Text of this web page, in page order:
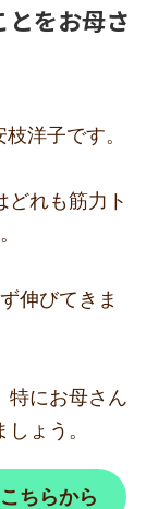
をお母さ
洋子です。
どれも筋力ト
伸びてきま
特にお母さん
ょう。
ちらから